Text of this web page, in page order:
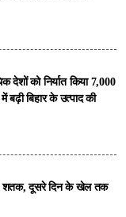
देशों को निर्यात किया 7,000
बढ़ी बिहार के उत्पाद की
शतक, दूसरे दिन के खेल तक